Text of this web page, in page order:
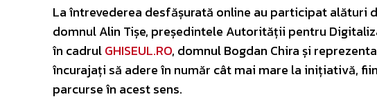
La întrevederea desfășurată online au participat
domnul Alin Tișe, președintele Autorității pentru
în cadrulGHISEUL.RO, domnul Bogdan Chira și
încurajați să adere în număr cât mai mare la inițiativă,
parcurse în acest sens.